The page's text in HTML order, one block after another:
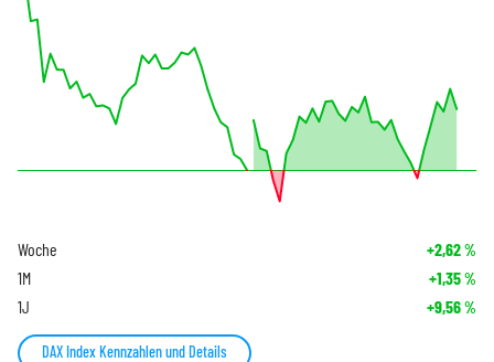
Woche +2,62%
1M +1,35%
1J +9,56%
DAX Index Kennzahlen und Details